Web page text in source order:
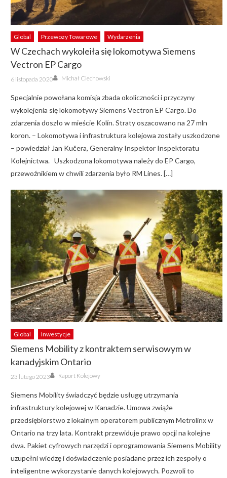
Global Przewozy Towarowe Wydarzenia
W Czechach wykoleiła się lokomotywa Siemens
Vectron EP Cargo
Posted
on
6 listopada 2020 Author
Michał Ciechowski
Specjalnie powołana komisja zbada okoliczności i przyczyny
wykolejenia się lokomotywy Siemens Vectron EP Cargo. Do
zdarzenia doszło w mieście Kolín. Straty oszacowano na 27 mln
koron. – Lokomotywa i infrastruktura kolejowa zostały uszkodzone
– powiedział Jan Kučera, Generalny Inspektor Inspektoratu
Kolejnictwa. Uszkodzona lokomotywa należy do EP Cargo,
przewoźnikiem w chwili zdarzenia było RM Lines. […]
Global Inwestycje
Siemens Mobility z kontraktem serwisowym w
kanadyjskim Ontario
Posted
on
23 lutego 2023 Author
Raport Kolejowy
Siemens Mobility świadczyć będzie usługę utrzymania
infrastruktury kolejowej w Kanadzie. Umowa zwiąże
przedsiębiorstwo z lokalnym operatorem publicznym Metrolinx w
Ontario na trzy lata. Kontrakt przewiduje prawo opcji na kolejne
dwa. Pakiet cyfrowych narzędzi i oprogramowania Siemens Mobility
uzupełni wiedzę i doświadczenie posiadane przez ich zespoły o
inteligentne wykorzystanie danych kolejowych. Pozwoli to